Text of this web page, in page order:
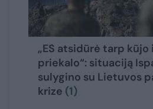
„ES atsidūrė tarp kūjo
priekalo“: situaciją
sulygino su Lietuvos
krize (1)